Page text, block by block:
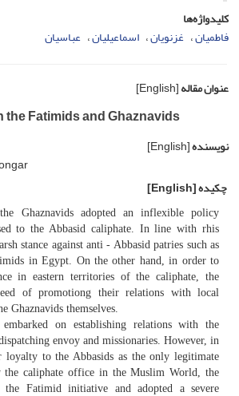
کلیدواژه‌ها
فاطمیان غزنویان اسماعیلیان عباسیان
عنوان مقاله[English]
the Fatimids and Ghaznavids
نویسنده[English]
چکیده[English]
Ghaznavids adopted an inflexible policy
to the Abbasid caliphate. In line with rhis
stance against anti - Abbasid patries such as
in Egypt. On the other hand, in order to
in eastern territories of the caliphate, the
of promotiong their relations with local
Ghaznavids themselves.
on establishing relations with the
envoy and missionaries. However, in
to the Abbasids as the only legitimate
the caliphate office in the Muslim World, the
the Fatimid initiative and adopted a severe